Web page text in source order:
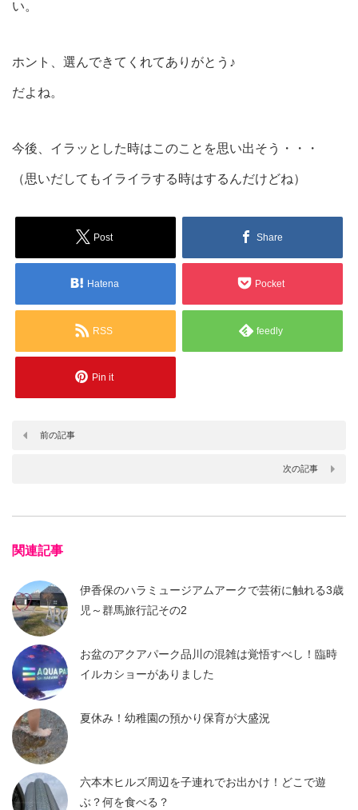
い。
ホント、選んできてくれてありがとう♪
だよね。
今後、イラッとした時はこのことを思い出そう・・・
（思いだしてもイライラする時はするんだけどね）
Post Share
Hatena Pocket
RSS feedly
Pin it
前の記事
次の記事
関連記事
伊香保のハラミュージアムアークで芸術に触れる3歳
児～群馬旅行記その2
お盆のアクアパーク品川の混雑は覚悟すべし！臨時
イルカショーがありました
夏休み！幼稚園の預かり保育が大盛況
六本木ヒルズ周辺を子連れでお出かけ！どこで遊
ぶ？何を食べる？